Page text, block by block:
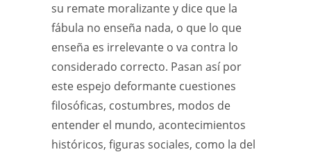
su remate moralizante y dice que la
fábula no enseña nada, o que lo que
enseña es irrelevante o va contra lo
considerado correcto. Pasan así por
este espejo deformante cuestiones
filosóficas, costumbres, modos de
entender el mundo, acontecimientos
históricos, figuras sociales, como la del